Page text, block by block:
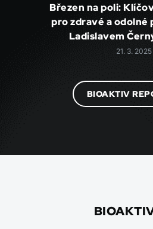
Březen na poli:
pro zdravé a odolné
Ladislavem
21. 3. 2025
BIOAKTIV